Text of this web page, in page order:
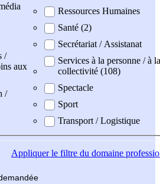
/
aux
/
Ressources Humaines
Santé (2)
Secrétariat / Assistanat
Services à la personne / à la
collectivité (108)
Spectacle
Sport
Transport / Logistique
Appliquerle filtre du domaine